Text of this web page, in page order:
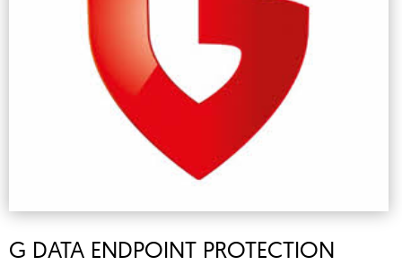
G DATA ENDPOINT PROTECTION